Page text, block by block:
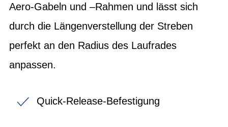
Aero-Gabeln und –Rahmen und lässt sich
durch die Längenverstellung der Streben
perfekt an den Radius des Laufrades
anpassen.
Quick-Release-Befestigung